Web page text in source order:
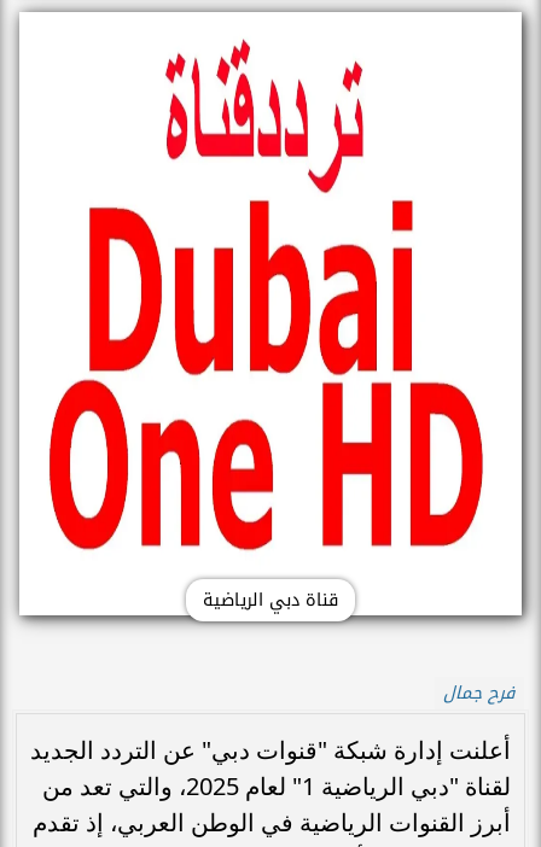
قناة دبي الرياضية
فرح جمال
أعلنت إدارة شبكة "قنوات دبي" عن التردد الجديد
لقناة "دبي الرياضية 1" لعام 2025، والتي تعد من
أبرز القنوات الرياضية في الوطن العربي، إذ تقدم